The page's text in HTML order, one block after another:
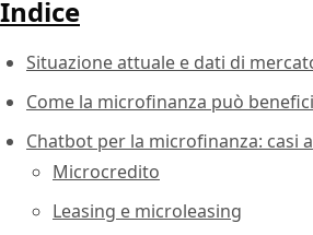
Indice
Situazione attuale e dati di
Come la microfinanza può
Chatbot per la microfinanza: casi
Microcredito
Leasing e microleasing